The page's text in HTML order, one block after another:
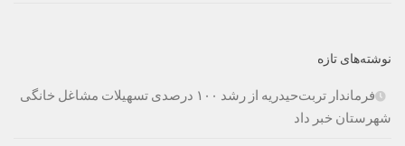
نوشته‌های تازه
فرماندار تربت‌حیدریه از رشد ۱۰۰ درصدی تسهیلات مشاغل خانگی
شهرستان خبر داد